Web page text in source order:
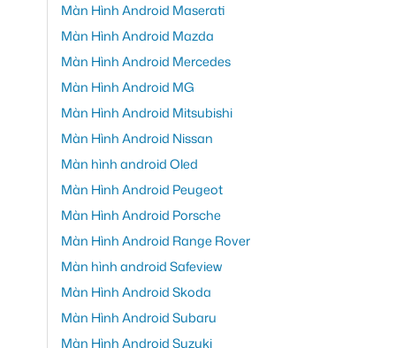
Màn Hình Android Maserati
Màn Hình Android Mazda
Màn Hình Android Mercedes
Màn Hình Android MG
Màn Hình Android Mitsubishi
Màn Hình Android Nissan
Màn hình android Oled
Màn Hình Android Peugeot
Màn Hình Android Porsche
Màn Hình Android Range Rover
Màn hình android Safeview
Màn Hình Android Skoda
Màn Hình Android Subaru
Màn Hình Android Suzuki